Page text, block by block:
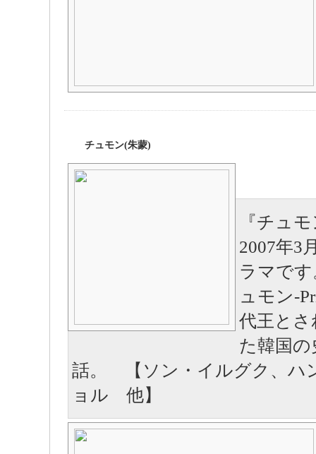
チュモン(朱蒙)
『チュ
2007年3
ラマで
ュモン-
代王とさ
た韓国
話。 【ソン・イルグク、ハ
ョル 他】